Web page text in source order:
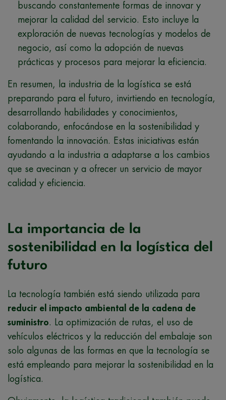
buscando constantemente formas de innovar y
mejorar la calidad del servicio. Esto incluye la
exploración de nuevas tecnologías y modelos de
negocio, así como la adopción de nuevas
prácticas y procesos para mejorar la eficiencia.
En resumen, la industria de la logística se está
preparando para el futuro, invirtiendo en tecnología,
desarrollando habilidades y conocimientos,
colaborando, enfocándose en la sostenibilidad y
fomentando la innovación. Estas iniciativas están
ayudando a la industria a adaptarse a los cambios
que se avecinan y a ofrecer un servicio de mayor
calidad y eficiencia.
La importancia de la
sostenibilidad en la logística del
futuro
La tecnología también está siendo utilizada para
reducir el impacto ambiental de la cadena de
suministro. La optimización de rutas, el uso de
vehículos eléctricos y la reducción del embalaje son
solo algunas de las formas en que la tecnología se
está empleando para mejorar la sostenibilidad en la
logística.